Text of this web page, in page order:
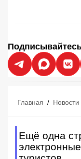
Главная / Новости
Ещё одна